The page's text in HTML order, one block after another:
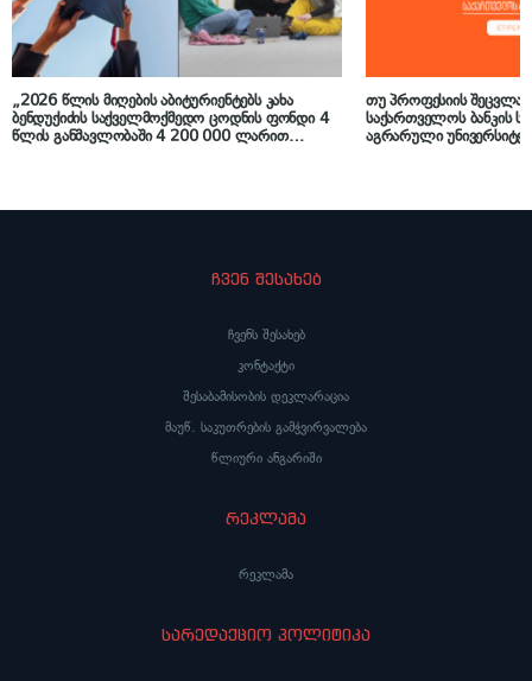
„2026 წლის მიღების აბიტურიენტებს კახა
ბენდუქიძის საქველმოქმედო ცოდნის ფონდი 4
წლის განმავლობაში 4 200 000 ლარით
თუ პროფესიის შეცვლა
საქართველოს ბანკის
აგრარული
ჩვენ შესახებ
ჩვენს შესახებ
კონტაქტი
შესაბამისობის დეკლარაცია
მაუწ. საკუთრების გამჭვირვალება
წლიური ანგარიში
რეკლამა
რეკლამა
სარედაქციო პოლიტიკა